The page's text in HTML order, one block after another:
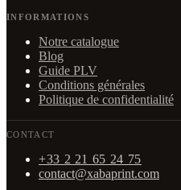
INFORMATIONS
Notre catalogue
Blog
Guide PLV
Conditions générales
Politique de confidentialité
CONTACT
+33 2 21 65 24 75
contact@xabaprint.com